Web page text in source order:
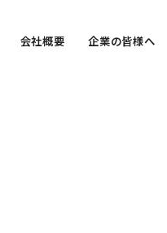
会社概要 企業の皆様へ